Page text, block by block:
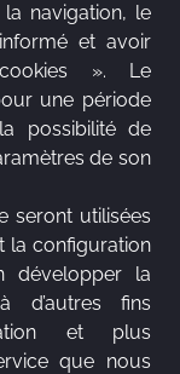
navigation, le
et avoir
». Le
une période
possibilité de
de son
seront utilisées
la configuration
développer la
d’autres fins
et plus
que nous